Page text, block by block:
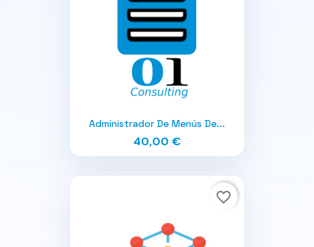
Administrador De Menús De...
40,00 €
favorite_border